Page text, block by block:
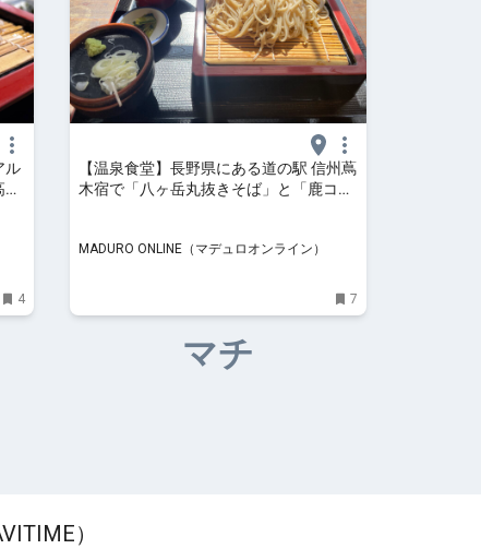
ル
4
【温泉食堂】長野県にある道の駅 信州蔦
木宿で「八ヶ岳丸抜きそば」と「鹿コロ
MADURO ONLINE（マデュロオンライン）
7
マチ
）